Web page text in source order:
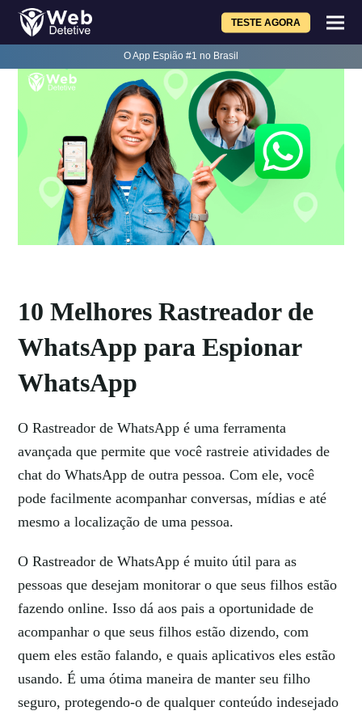
TESTE AGORA
O App Espião #1 no Brasil
10 Melhores Rastreador de
WhatsApp para Espionar
WhatsApp
O Rastreador de WhatsApp é uma ferramenta
avançada que permite que você rastreie atividades de
chat do WhatsApp de outra pessoa. Com ele, você
pode facilmente acompanhar conversas, mídias e até
mesmo a localização de uma pessoa.
O Rastreador de WhatsApp é muito útil para as
pessoas que desejam monitorar o que seus filhos estão
fazendo online. Isso dá aos pais a oportunidade de
acompanhar o que seus filhos estão dizendo, com
quem eles estão falando, e quais aplicativos eles estão
usando. É uma ótima maneira de manter seu filho
seguro, protegendo-o de qualquer conteúdo indesejado